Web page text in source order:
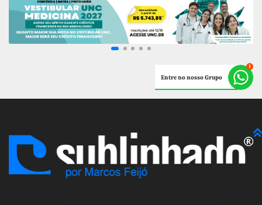
Entre no nosso Grupo